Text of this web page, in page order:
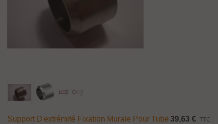
Support D'extrémité Fixation Murale Pour Tube 39,63 € TTC